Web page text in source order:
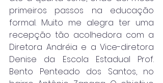
primeiros passos na educação
formal. Muito me alegra ter uma
recepção tão acolhedora com a
Diretora Andréia e a Vice-diretora
Denise da Escola Estadual Prof.
Bento Penteado dos Santos, no